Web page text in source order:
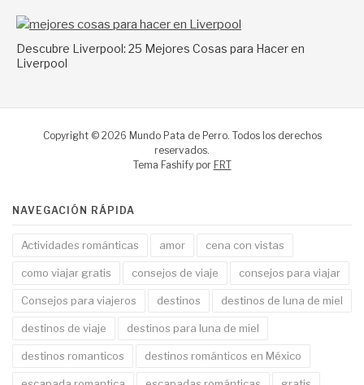
Descubre Liverpool: 25 Mejores Cosas para Hacer en
Liverpool
Copyright © 2026 Mundo Pata de Perro. Todos los derechos
reservados.
Tema Fashify por FRT
NAVEGACIÓN RÁPIDA
Actividades románticas amor cena con vistas
como viajar gratis consejos de viaje consejos para viajar
Consejos para viajeros destinos destinos de luna de miel
destinos de viaje destinos para luna de miel
destinos romanticos destinos románticos en México